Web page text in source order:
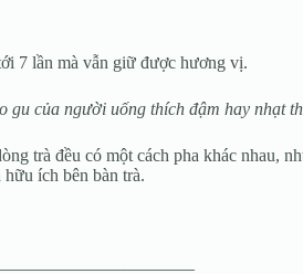
7 lần mà vẫn giữ được hương vị.
của người uống thích đậm hay nhạt
trà đều có một cách pha khác nhau,
ích bên bàn trà.